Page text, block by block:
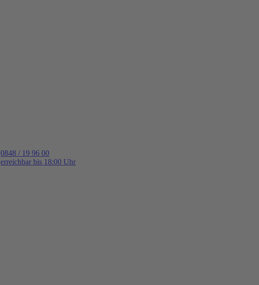
0848 / 19 96 00
erreichbar bis 18:00 Uhr